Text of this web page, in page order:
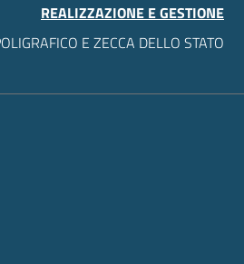
REALIZZAZIONE E GESTIONE
E ZECCA DELLO STATO